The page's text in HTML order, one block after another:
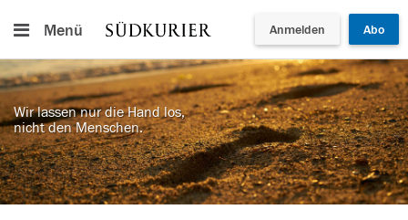
Menü Anmelden Abo
Wir lassen nur die Hand los,
nicht den Menschen.